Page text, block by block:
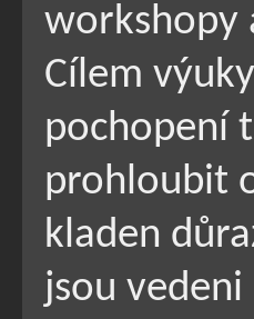
workshopy
Cílem
pochopení
prohloubit
kladen
jsou